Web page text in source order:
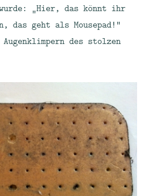
„Hier, das könnt ihr
das geht als Mousepad!“
des stolzen